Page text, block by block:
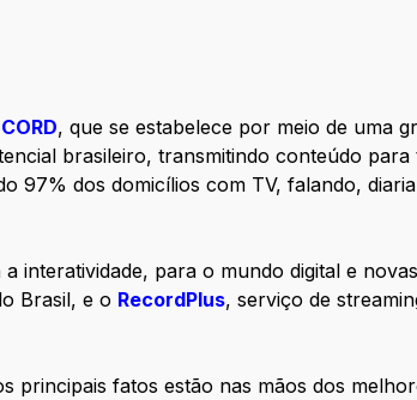
, que se estabelece por meio de uma
brasileiro, transmitindo conteúdo
97% dos domicílios com TV, falando,
interatividade, para o mundo digital e
Brasil, e o RecordPlus, serviço de
principais fatos estão nas mãos dos